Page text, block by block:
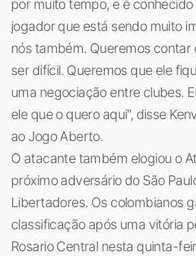
por muito tempo, e é conhecido
jogador que está sendo muito
nós também. Queremos contar
ser difícil. Queremos que ele
uma negociação entre clubes.
ele que o quero aqui", disse
ao Jogo Aberto.
O atacante também elogiou o
próximo adversário do São
Libertadores. Os colombianos
classificação após uma vitória
Rosario Central nesta quinta-